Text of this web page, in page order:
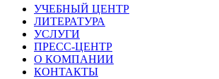
УЧЕБНЫЙ ЦЕНТР
ЛИТЕРАТУРА
УСЛУГИ
ПРЕСС-ЦЕНТР
О КОМПАНИИ
КОНТАКТЫ